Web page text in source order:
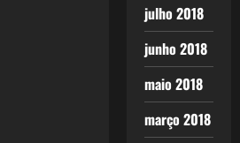
julho 2018
junho 2018
maio 2018
março 2018